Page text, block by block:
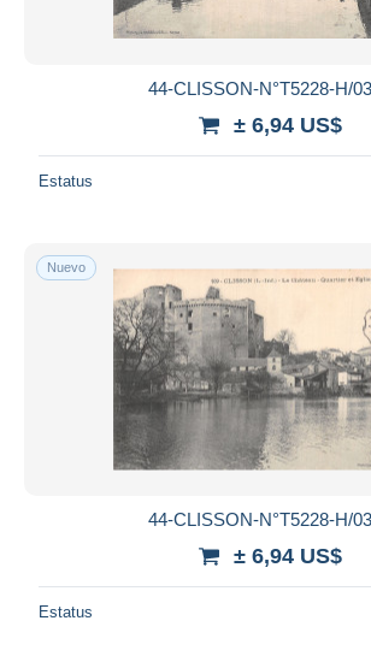
44-CLISSON-N°T5228-H/
± 6,94 US$
Estatus
Nuevo
44-CLISSON-N°T5228-H/
± 6,94 US$
Estatus